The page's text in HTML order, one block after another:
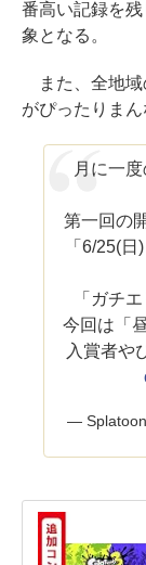
番高い記録を
象となる。
また、全地域
がぴったりまん
月に一
第一回の
「6/25(
「ガチ
今回は「
入賞者や
— Splatoon